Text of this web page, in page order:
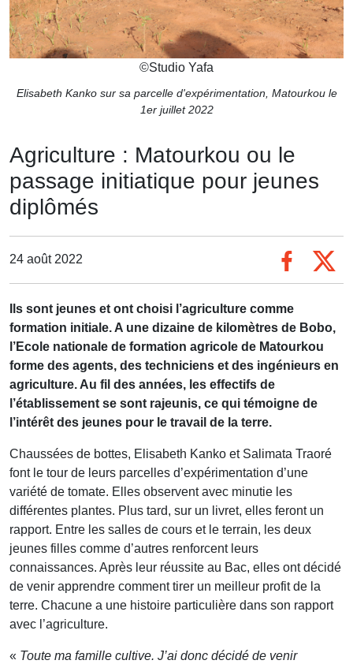
©Studio Yafa
Elisabeth Kanko sur sa parcelle d'expérimentation, Matourkou le
1er juillet 2022
Agriculture : Matourkou ou le
passage initiatique pour jeunes
diplômés
24 août 2022
Ils sont jeunes et ont choisi l’agriculture comme
formation initiale. A une dizaine de kilomètres de Bobo,
l’Ecole nationale de formation agricole de Matourkou
forme des agents, des techniciens et des ingénieurs en
agriculture. Au fil des années, les effectifs de
l’établissement se sont rajeunis, ce qui témoigne de
l’intérêt des jeunes pour le travail de la terre.
Chaussées de bottes, Elisabeth Kanko et Salimata Traoré
font le tour de leurs parcelles d’expérimentation d’une
variété de tomate. Elles observent avec minutie les
différentes plantes. Plus tard, sur un livret, elles feront un
rapport. Entre les salles de cours et le terrain, les deux
jeunes filles comme d’autres renforcent leurs
connaissances. Après leur réussite au Bac, elles ont décidé
de venir apprendre comment tirer un meilleur profit de la
terre. Chacune a une histoire particulière dans son rapport
avec l’agriculture.
« Toute ma famille cultive. J’ai donc décidé de venir